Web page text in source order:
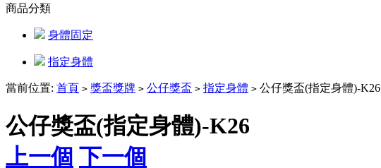
商品分類
身體固定
指定身體
當前位置: 首頁 > 獎盃獎牌 > 公仔獎盃 > 指定身體 > 公仔獎盃(指定身體)-K26
公仔獎盃(指定身體)-K26
上一個 下一個